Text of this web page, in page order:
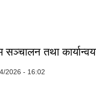
सञ्चालन तथा
2026 - 16:02